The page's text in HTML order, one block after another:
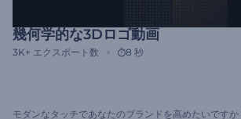
幾何学的な3Dロゴ動画
3K+ エクスポート数 8 秒
モダンなタッチであなたのブランドを高めたいです